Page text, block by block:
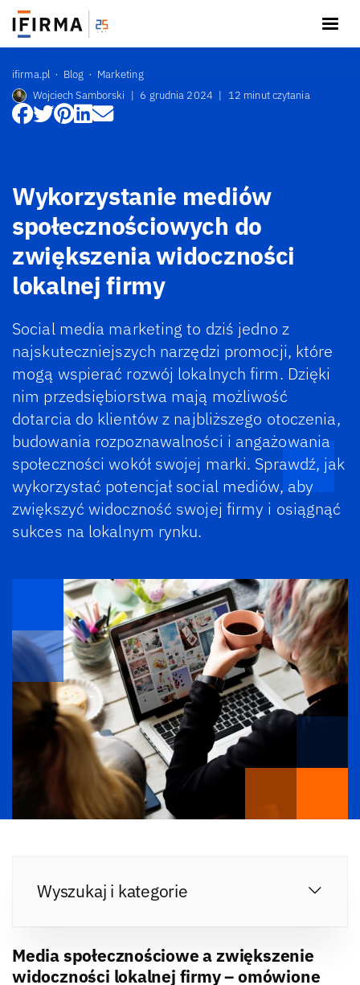
ifirma.pl Blog
Marketing
Wojciech Samborski | 6 grudnia 2024 | 12 minut czytania
Wykorzystanie mediów
społecznościowych do
zwiększenia widoczności
lokalnej firmy
Social media marketing to dziś jedno z
najskuteczniejszych narzędzi promocji, które
mogą wspierać rozwój lokalnych firm. Dzięki
nim przedsiębiorstwa mają możliwość
dotarcia do klientów z najbliższego otoczenia,
budowania rozpoznawalności i angażowania
społeczności wokół swojej marki. Sprawdź, jak
wykorzystać potencjał social mediów, aby
zwiększyć widoczność swojej firmy i osiągnąć
sukces na lokalnym rynku.
Wyszukaj i kategorie
Media społecznościowe a zwiększenie
widoczności lokalnej firmy – omówione